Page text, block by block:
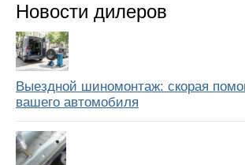
Новости дилеров
Выездной шиномонтаж: скорая
вашего автомобиля